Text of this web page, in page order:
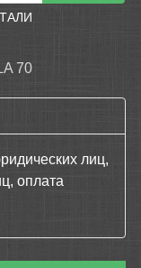
70
лиц,
оплата